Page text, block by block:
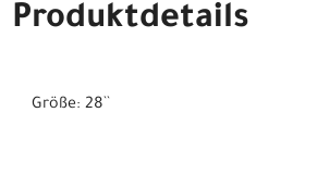
Produktdetails
Größe: 28``